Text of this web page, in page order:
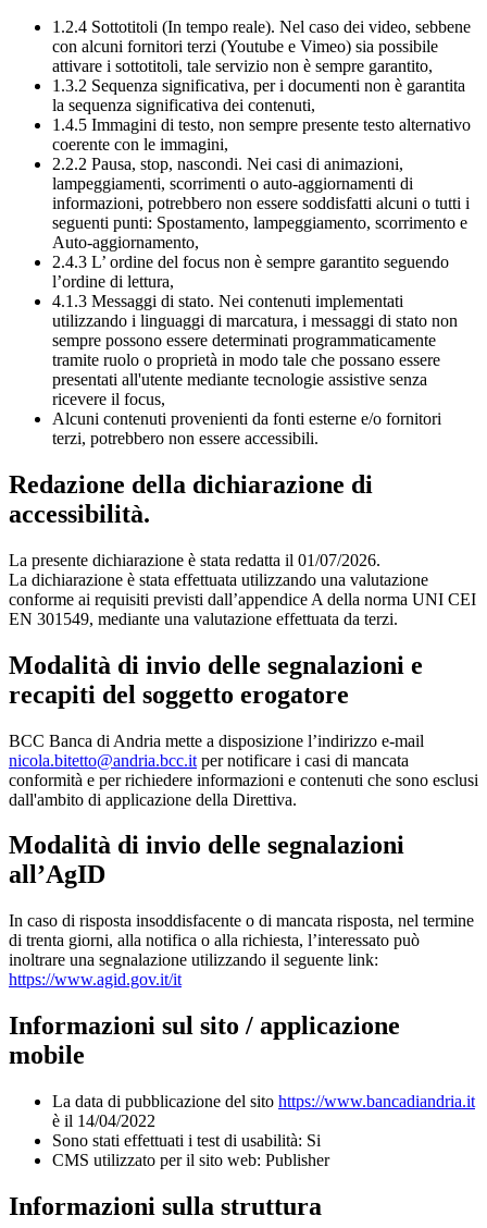
1.2.4 Sottotitoli (In tempo reale). Nel caso dei video, sebbene
con alcuni fornitori terzi (Youtube e Vimeo) sia possibile
attivare i sottotitoli, tale servizio non è sempre garantito,
1.3.2 Sequenza significativa, per i documenti non è garantita
la sequenza significativa dei contenuti,
1.4.5 Immagini di testo, non sempre presente testo alternativo
coerente con le immagini,
2.2.2 Pausa, stop, nascondi. Nei casi di animazioni,
lampeggiamenti, scorrimenti o auto-aggiornamenti di
informazioni, potrebbero non essere soddisfatti alcuni o tutti i
seguenti punti: Spostamento, lampeggiamento, scorrimento e
Auto-aggiornamento,
2.4.3 L’ ordine del focus non è sempre garantito seguendo
l’ordine di lettura,
4.1.3 Messaggi di stato. Nei contenuti implementati
utilizzando i linguaggi di marcatura, i messaggi di stato non
sempre possono essere determinati programmaticamente
tramite ruolo o proprietà in modo tale che possano essere
presentati all'utente mediante tecnologie assistive senza
ricevere il focus,
Alcuni contenuti provenienti da fonti esterne e/o fornitori
terzi, potrebbero non essere accessibili.
Redazione della dichiarazione di
accessibilità.
La presente dichiarazione è stata redatta il 01/07/2026.
La dichiarazione è stata effettuata utilizzando una valutazione
conforme ai requisiti previsti dall’appendice A della norma UNI CEI
EN 301549, mediante una valutazione effettuata da terzi.
Modalità di invio delle segnalazioni e
recapiti del soggetto erogatore
BCC Banca di Andria mette a disposizione l’indirizzo e-mail
nicola.bitetto@andria.bcc.it per notificare i casi di mancata
conformità e per richiedere informazioni e contenuti che sono esclusi
dall'ambito di applicazione della Direttiva.
Modalità di invio delle segnalazioni
all’AgID
In caso di risposta insoddisfacente o di mancata risposta, nel termine
di trenta giorni, alla notifica o alla richiesta, l’interessato può
inoltrare una segnalazione utilizzando il seguente link:
https://www.agid.gov.it/it
Informazioni sul sito / applicazione
mobile
La data di pubblicazione del sito https://www.bancadiandria.it
è il 14/04/2022
Sono stati effettuati i test di usabilità: Si
CMS utilizzato per il sito web: Publisher
Informazioni sulla struttura